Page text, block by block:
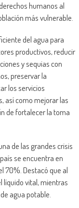
humanos al
más vulnerable.
del agua para
productivos, reducir
y sequias con
preservar la
los servicios
así como mejorar las
de fortalecer la toma
de las grandes crisis
se encuentra en
70%. Destacó que al
líquido vital, mientras
agua potable.